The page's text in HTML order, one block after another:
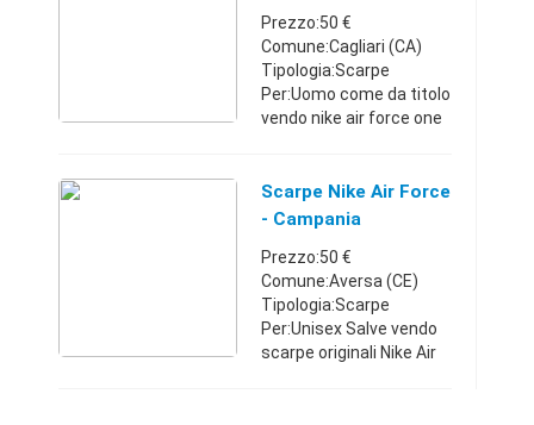
Nike, d ...
Originali
Prezzo:50 €
Comune:Cagliari (CA)
Tipologia:Scarpe
Per:Uomo come da titolo
vendo nike air force one
volte nuovissime come
da foto. Vendo 50 euro
Scarpe Nike Air Force
- Campania
Prezzo:50 €
Comune:Aversa (CE)
Tipologia:Scarpe
Per:Unisex Salve vendo
scarpe originali Nike Air